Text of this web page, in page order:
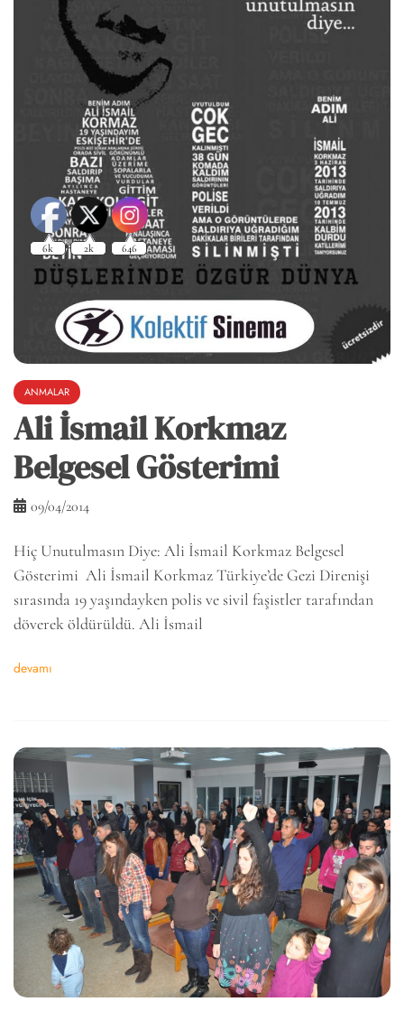
ANMALAR
Ali İsmail Korkmaz
Belgesel Gösterimi
09/04/2014
Hiç Unutulmasın Diye: Ali İsmail Korkmaz Belgesel
Gösterimi Ali İsmail Korkmaz Türkiye’de Gezi Direnişi
sırasında 19 yaşındayken polis ve sivil faşistler tarafından
döverek öldürüldü. Ali İsmail
devamı
2k 646